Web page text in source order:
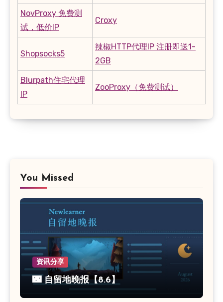
NovProxy 免费测
试，低价IP
Croxy
Shopsocks5
辣椒HTTP代理IP 注册即送1-
2GB
Blurpath住宅代理
IP
ZooProxy（免费测试）
You Missed
资讯分享
🌃 自留地晚报【8.6】